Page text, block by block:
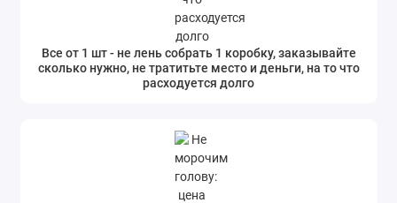
Все от 1 шт - не лень собрать 1 коробку, заказывайте
сколько нужно, не тратитьте место и деньги, на то что
расходуется долго